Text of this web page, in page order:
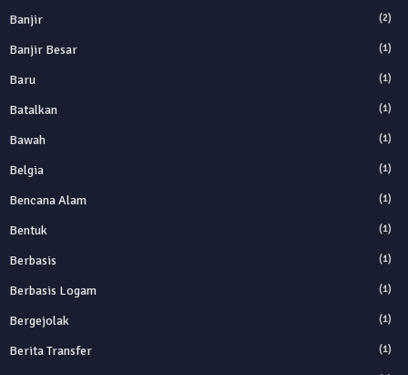
Banjir (2)
Banjir Besar (1)
Baru (1)
Batalkan (1)
Bawah (1)
Belgia (1)
Bencana Alam (1)
Bentuk (1)
Berbasis (1)
Berbasis Logam (1)
Bergejolak (1)
Berita Transfer (1)